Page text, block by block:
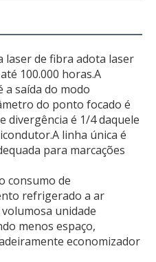
laser de fibra adota laser
100.000 horas.A
a saída do modo
do ponto focado é
divergência é 1/4 daquele
linha única é
para marcações
consumo de
refrigerado a ar
unidade
menos espaço,
economizador